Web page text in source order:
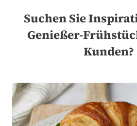
Suchen Sie
Genießer-
Kunden?